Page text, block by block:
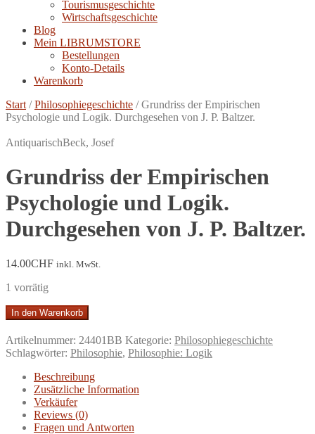
Tourismusgeschichte
Wirtschaftsgeschichte
Blog
Mein LIBRUMSTORE
Bestellungen
Konto-Details
Warenkorb
Start /Philosophiegeschichte /Grundriss der Empirischen
Psychologie und Logik. Durchgesehen von J. P. Baltzer.
AntiquarischBeck, Josef
Grundriss der Empirischen
Psychologie und Logik.
Durchgesehen von J. P. Baltzer.
14.00CHF inkl. MwSt.
1 vorrätig
Grundriss
der
Empirischen
Psychologie
Logik.
Durchgesehen
In den Warenkorb
Artikelnummer: 24401BB Kategorie: Philosophiegeschichte
Schlagwörter: Philosophie, Philosophie: Logik
Beschreibung
Zusätzliche Information
Verkäufer
Reviews (0)
Fragen und Antworten